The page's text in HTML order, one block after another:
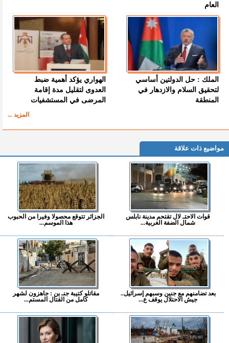
العام
الملك : حل الدولتين أساسي
لتحقيق السلام والازدهار في
المنطقة
الهواري يؤكد أهمية ضبط
العدوى لتقليل مدة إقامة
المرضى في المستشفيات
المزيد ...
مواضيع ذات علاقة
قوات الاحتـ لال تقتحم مدينة نابلس
شمال الضفة الغربية...
الجزائر تتوقع محصولا وفيرا من الحبوب
هذا الموسم...
بعد تضامنهم مع جنين وسبهم إسرائيل..
جيش الاحتلال يوقف ع...
مقاتلو كتيبة جنـ ين : جاهزون لشهر
كامل من القتال المستم...